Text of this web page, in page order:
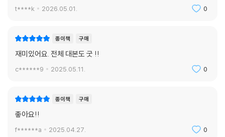
t****k 2026.05.01. 0
종이책 구매
재미있어요. 전체 대본도 굿 !!
c******9 2025.05.11. 0
종이책 구매
좋아요!!
f******a 2025.04.27. 0